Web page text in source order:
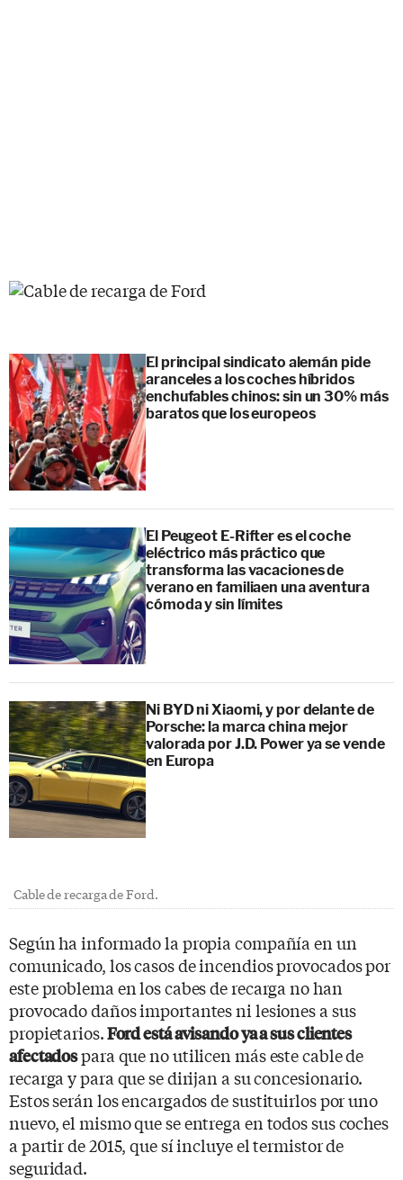
El principal sindicato alemán pide
aranceles a los coches híbridos
enchufables chinos: sin un 30% más
baratos que los europeos
El Peugeot E-Rifter es el coche
eléctrico más práctico que
transforma las vacaciones de
verano en familiaen una aventura
cómoda y sin límites
Ni BYD ni Xiaomi, y por delante de
Porsche: la marca china mejor
valorada por J.D. Power ya se vende
en Europa
Cable de recarga de Ford.
Según ha informado la propia compañía en un
comunicado, los casos de incendios provocados por
este problema en los cabes de recarga no han
provocado daños importantes ni lesiones a sus
propietarios.Ford está avisando ya a sus clientes
afectadospara que no utilicen más este cable de
recarga y para que se dirijan a su concesionario.
Estos serán los encargados de sustituirlos por uno
nuevo, el mismo que se entrega en todos sus coches
a partir de 2015, que sí incluye el termistor de
seguridad.